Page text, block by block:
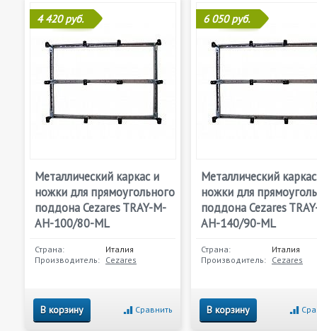
4 420 руб.
Металлический каркас и
ножки для прямоугольного
поддона Cezares TRAY-M-
AH-100/80-ML
Страна:
Италия
Производитель: Cezares
В корзину Сравнить
6 050 руб.
Металлический
ножки для
поддона Cezares
AH-140/90-ML
Страна:
Италия
Производитель: Cezares
В корзину